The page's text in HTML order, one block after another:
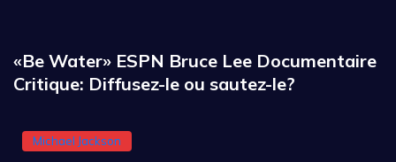
«Be Water» ESPN Bruce Lee Documentaire
Critique: Diffusez-le ou sautez-le?
Michael Jackson